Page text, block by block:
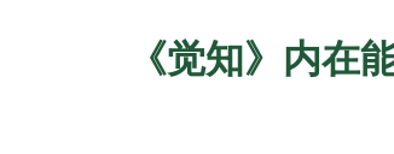
《觉知》内在